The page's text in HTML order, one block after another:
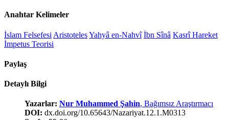
Anahtar Kelimeler
İslam Felsefesi AristotelesYahyâ en-Nahvî İbn Sînâ Kasrî Hareket
İmpetus Teorisi
Paylaş
Detaylı Bilgi
Yazarlar: Nur Muhammed Şahin, Bağımsız Araştırmacı
DOI: dx.doi.org/10.65643/Nazariyat.12.1.M0313